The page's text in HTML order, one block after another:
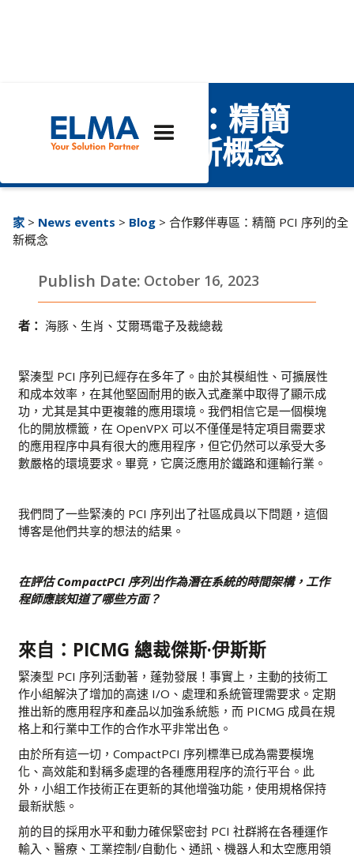
合作夥伴專區：精簡
PCI 序列的全新概念
家 > News events > Blog > 合作夥伴專區：精簡 PCI 序列的全
新概念
Publish Date: October 16, 2023
者： 海豚、生肖、艾爾瑪電子及裁總裁
緊湊型 PCI 序列已經存在多年了。由於其模組性、可擴展性
和成本效率，在其他堅固耐用的嵌入式產業中取得了顯示成
功，尤其是其中更複雜的應用環境。我們相信它是一個模塊
化的開放標籤，在 OpenVPX 可以不僅僅是特定項目需要求
的應用程序中具有很大的應用程序，但它仍然可以承受大多
數嚴格的環境要求。畢竟，它廣泛應用於鐵路和運輸行業。
我們問了一些緊湊的 PCI 序列出了社區成員以下問題，這個
博客是他們共享的想法的結果。
在評估 CompactPCI 序列出作為潛在系統的時間架構，工作
程師應該知道了哪些方面？
來自：PICMG 總裁傑斯·伊斯斯
緊湊型 PCI 序列活動著，蓬勃發展！事實上，主動的技術工
作小組解決了增加的高速 I/O、處理和系統管理需要求。定期
推出新的應用程序和產品以加強系統態，而 PICMG 成員在規
格上和行業中工作的合作水平非常出色。
由於所有這一切，CompactPCI 序列標準已成為需要模塊
化、高效能和對稱多處理的各種應用程序的流行平台。此
外，小組工作技術正在更新的其他增強功能，使用規格保持
最新狀態。
前的目的採用水平和動力確保緊密封 PCI 社群將在各種運作
輸入、醫療、工業控制/自動化、通訊、機器人和太空應用領